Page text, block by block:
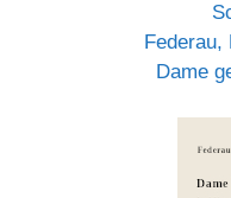
Federau,
Dame